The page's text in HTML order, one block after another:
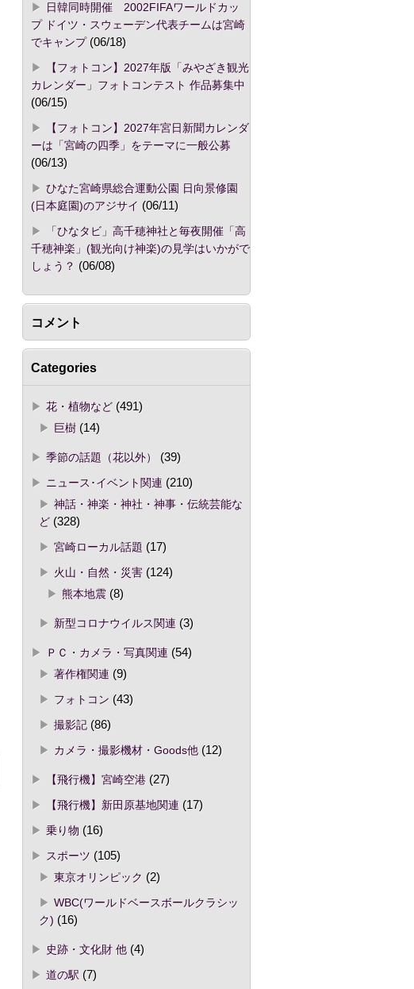
日韓同時開催 2002FIFAワールドカッ
プ ドイツ・スウェーデン代表チームは宮崎
でキャンプ(06/18)
【フォトコン】2027年版「みやざき観光
カレンダー」フォトコンテスト 作品募集中
(06/15)
【フォトコン】2027年宮日新聞カレンダ
ーは「宮崎の四季」をテーマに一般公募
(06/13)
ひなた宮崎県総合運動公園 日向景修園
(日本庭園)のアジサイ (06/11)
「ひなタビ」高千穂神社と毎夜開催「高
千穂神楽」(観光向け神楽)の見学はいかがで
しょう？ (06/08)
コメント
Categories
花・植物など(491)
巨樹(14)
季節の話題（花以外）
(39)
ニュース･イベント関連 (210)
神話・神楽・神社・神事・伝統芸能な
ど(328)
宮崎ローカル話題 (17)
火山・自然・災害(124)
熊本地震(8)
新型コロナウイルス関連 (3)
ＰＣ・カメラ・写真関連 (54)
著作権関連 (9)
フォトコン (43)
撮影記(86)
カメラ・撮影機材・Goods他(12)
【飛行機】宮崎空港(27)
【飛行機】新田原基地関連 (17)
乗り物 (16)
スポーツ (105)
東京オリンピック (2)
WBC(ワールドベースボールクラシッ
ク) (16)
史跡・文化財 他(4)
道の駅 (7)